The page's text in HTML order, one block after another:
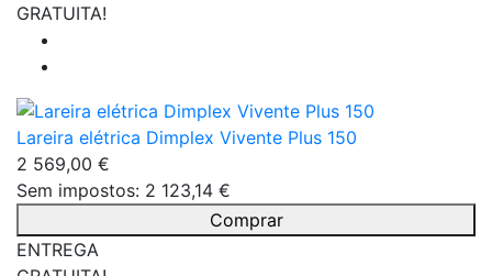
GRATUITA!
Lareira elétrica Dimplex Vivente Plus 150
2 569,00 €
Sem impostos: 2 123,14 €
Comprar
ENTREGA